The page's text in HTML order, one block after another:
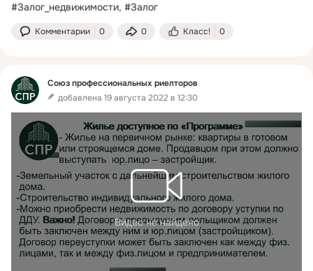
#Залог_недвижимости, #Залог
Комментарии 0 0 Класс! 0
Союз профессиональных риелторов
добавлена 19 августа 2022 в 12:30
Видео не найдено